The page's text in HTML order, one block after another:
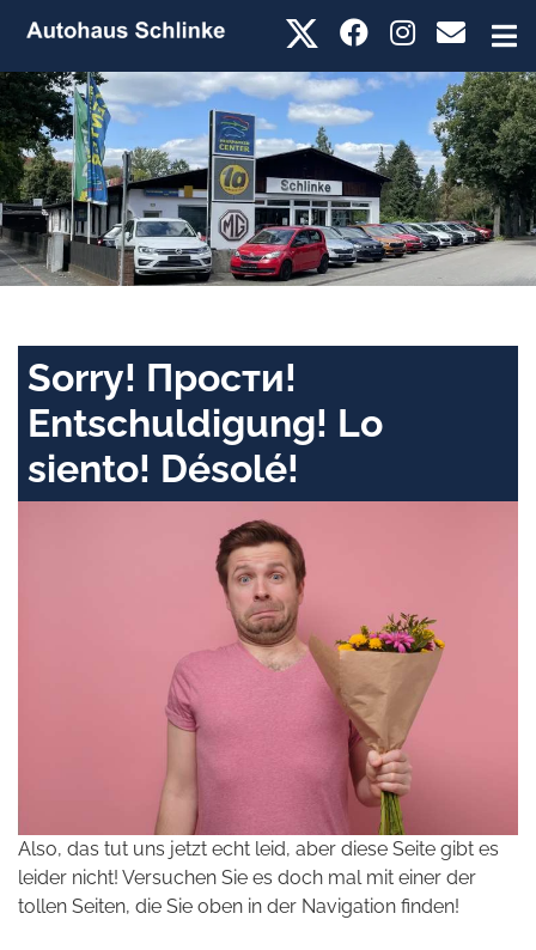
Sorry! Прости!
Entschuldigung! Lo
siento! Désolé!
Also, das tut uns jetzt echt leid, aber diese Seite gibt es
leider nicht! Versuchen Sie es doch mal mit einer der
tollen Seiten, die Sie oben in der Navigation finden!